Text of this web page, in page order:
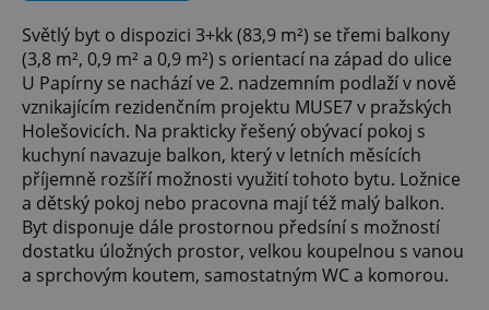
Světlý byt o dispozici 3+kk (83,9 m²) se třemi balkony
(3,8 m², 0,9 m² a 0,9 m²) s orientací na západ do ulice
U Papírny se nachází ve 2. nadzemním podlaží v nově
vznikajícím rezidenčním projektu MUSE7 v pražských
Holešovicích. Na prakticky řešený obývací pokoj s
kuchyní navazuje balkon, který v letních měsících
příjemně rozšíří možnosti využití tohoto bytu. Ložnice
a dětský pokoj nebo pracovna mají též malý balkon.
Byt disponuje dále prostornou předsíní s možností
dostatku úložných prostor, velkou koupelnou s vanou
a sprchovým koutem, samostatným WC a komorou.